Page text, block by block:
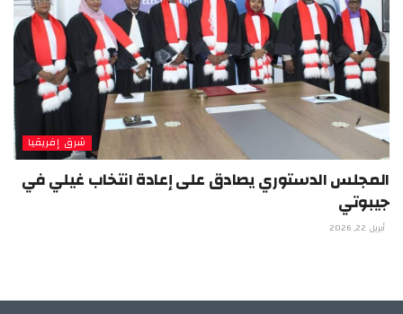
شرق إفريقيا
المجلس الدستوري يصادق على إعادة انتخاب غيلي في
جيبوتي
أبريل 22, 2026